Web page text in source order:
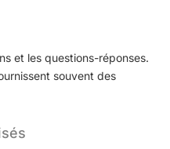
et les questions-réponses.
souvent des